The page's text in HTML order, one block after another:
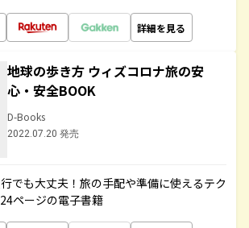
詳細を見る
地球の歩き方 ウィズコロナ旅の安
心・安全BOOK
D-Books
2022.07.20 発売
でも大丈夫！旅の手配や準備に使えるテク
ページの電子書籍